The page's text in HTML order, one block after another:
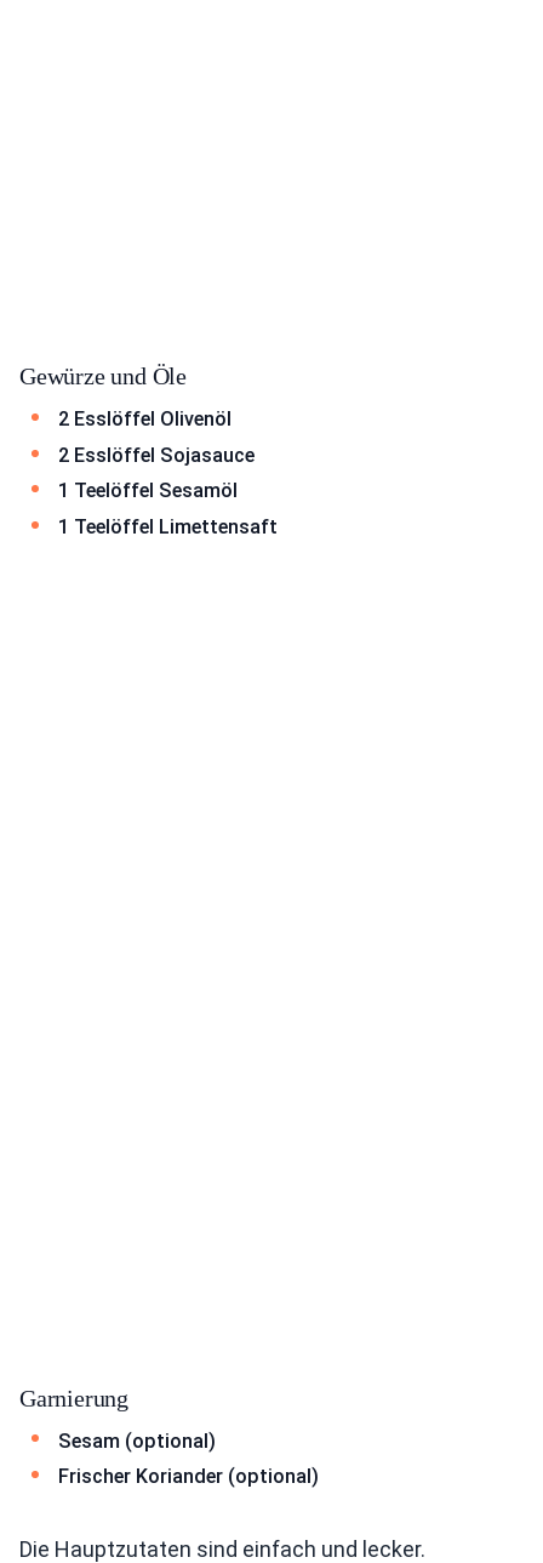
Gewürze und Öle
2 Esslöffel Olivenöl
2 Esslöffel Sojasauce
1 Teelöffel Sesamöl
1 Teelöffel Limettensaft
Garnierung
Sesam (optional)
Frischer Koriander (optional)
Die Hauptzutaten sind einfach und lecker.